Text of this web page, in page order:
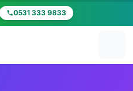
0531 333 9833